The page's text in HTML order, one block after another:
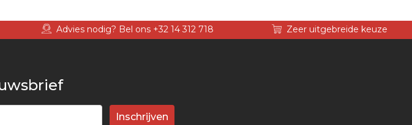
Advies nodig? Bel ons +32 14 312 718 Zeer uitgebreide keuze
Inschrijven